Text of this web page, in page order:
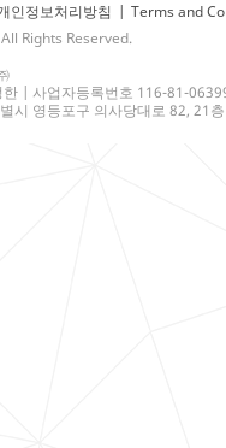
인정보처리방침 | Terms and
Rights Reserved.
| 사업자등록번호 116-81-
시 영등포구 의사당대로 82, 21